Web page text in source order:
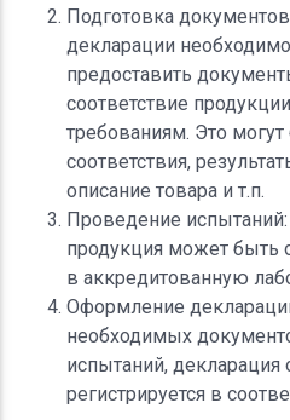
Подготовка
декларации
предоставить
соответствие
требованиям. Это
соответствия,
описание товара и т.п.
Проведение
продукция может быть
в аккредитованную
Оформление
необходимых
испытаний, декларация
регистрируется в